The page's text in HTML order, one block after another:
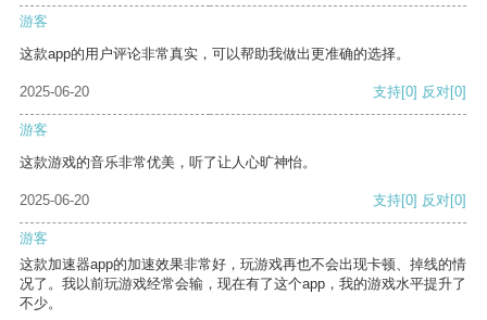
游客
这款app的用户评论非常真实，可以帮助我做出更准确的选择。
2025-06-20 支持[0] 反对[0]
游客
这款游戏的音乐非常优美，听了让人心旷神怡。
2025-06-20 支持[0] 反对[0]
游客
这款加速器app的加速效果非常好，玩游戏再也不会出现卡顿、掉线的情
况了。我以前玩游戏经常会输，现在有了这个app，我的游戏水平提升了
不少。